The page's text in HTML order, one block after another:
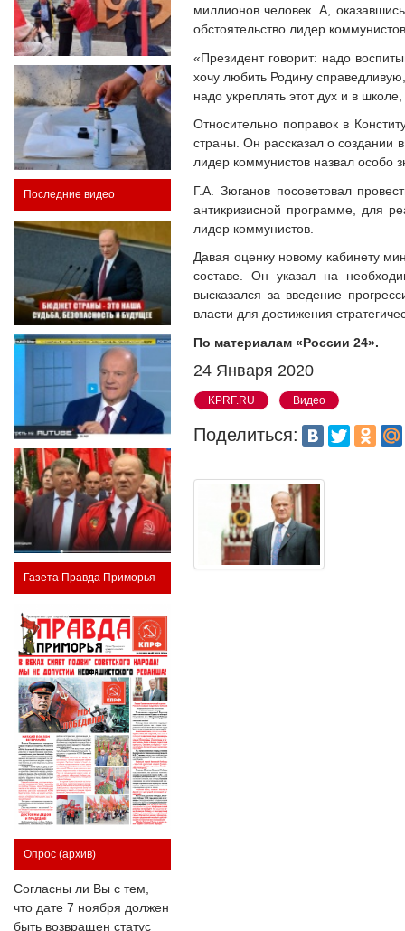
Последние видео
Газета Правда Приморья
Опрос (архив)
Согласны ли Вы с тем,
что дате 7 ноября должен
быть возвращен статус
миллионов человек. А,
обстоятельство лидер
«Президент говорит: надо
хочу любить Родину
надо укреплять этот дух и в
Относительно поправок в
страны. Он рассказал о создании
лидер коммунистов назвал особо
Г.А. Зюганов посоветовал
антикризисной программе, для
лидер коммунистов.
Давая оценку новому кабинету
составе. Он указал на
высказался за введение
власти для достижения
По материалам «России 24».
24 Января 2020
KPRF.RU Видео
Поделиться: